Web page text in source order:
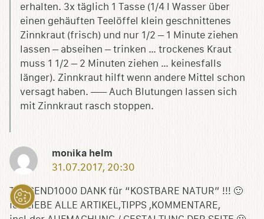
erhalten. 3x täglich 1 Tasse (1/4 l Wasser über
einen gehäuften Teelöffel klein geschnittenes
Zinnkraut (frisch) und nur 1/2 – 1 Minute ziehen
lassen – abseihen – trinken … trockenes Kraut
muss 1 1/2 – 2 Minuten ziehen … keinesfalls
länger). Zinnkraut hilft wenn andere Mittel schon
versagt haben. —– Auch Blutungen lassen sich
mit Zinnkraut rasch stoppen.
monika helm
31.07.2017, 20:30
TAUSEND1000 DANK für “KOSTBARE NATUR” !!! 🙂
ich LIEBE ALLE ARTIKEL,TIPPS ,KOMMENTARE,